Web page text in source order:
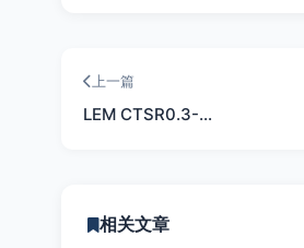
上一篇
LEM CTSR0.3-…
相关文章